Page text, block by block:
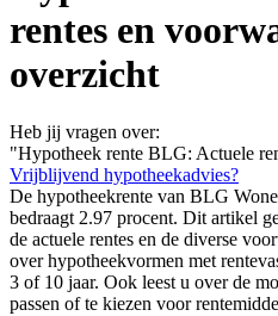
rentes en
overzicht
Heb jij vragen over:
"Hypotheek rente BLG: Actuele
Vrijblijvend hypotheekadvies?
De hypotheekrente van BLG
bedraagt 2.97 procent. Dit artikel
de actuele rentes en de diverse
over hypotheekvormen met
3 of 10 jaar. Ook leest u over de
passen of te kiezen voor